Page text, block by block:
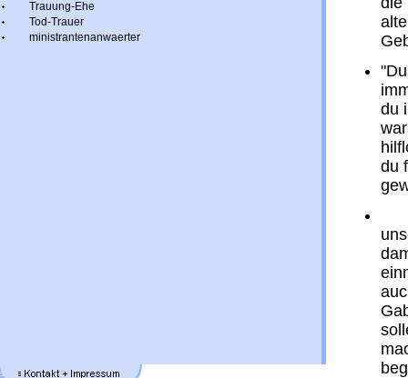
Trauung-Ehe
Tod-Trauer
ministrantenanwaerter
du
du